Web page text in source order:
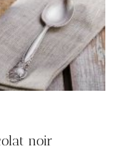
noir